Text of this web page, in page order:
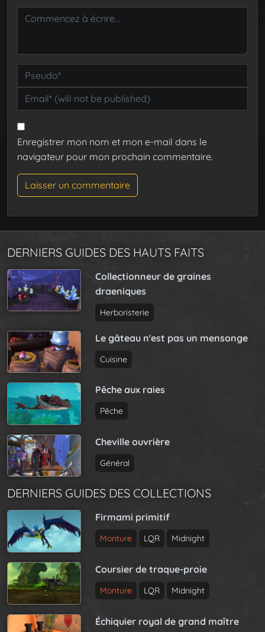
Enregistrer mon nom et mon e-mail dans le
navigateur pour mon prochain commentaire.
DERNIERS GUIDES DES HAUTS FAITS
Collectionneur de graines
draeniques
Herboristerie
Le gâteau n'est pas un mensonge
Cuisine
Pêche aux raies
Pêche
Cheville ouvrière
Général
DERNIERS GUIDES DES COLLECTIONS
Firmami primitif
Monture LQR Midnight
Coursier de traque-proie
Monture LQR Midnight
Échiquier royal de grand maître